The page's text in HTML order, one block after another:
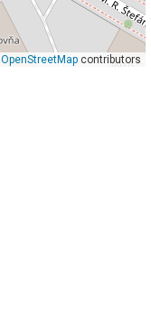
OpenStreetMapcontributors